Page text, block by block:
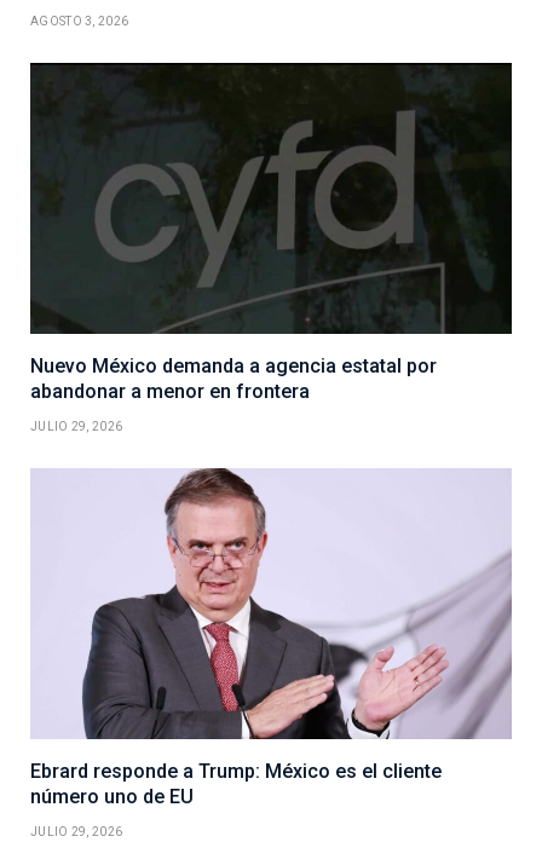
AGOSTO 3, 2026
Nuevo México demanda a agencia estatal por
abandonar a menor en frontera
JULIO 29, 2026
Ebrard responde a Trump: México es el cliente
número uno de EU
JULIO 29, 2026